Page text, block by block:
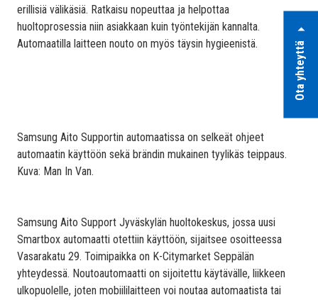
erillisiä välikäsiä. Ratkaisu nopeuttaa ja helpottaa
huoltoprosessia niin asiakkaan kuin työntekijän kannalta.
Automaatilla laitteen nouto on myös täysin hygieenistä.
Samsung Aito Supportin automaatissa on selkeät ohjeet
automaatin käyttöön sekä brändin mukainen tyylikäs teippaus.
Kuva: Man In Van.
Samsung Aito Support Jyväskylän huoltokeskus, jossa uusi
Smartbox automaatti otettiin käyttöön, sijaitsee osoitteessa
Vasarakatu 29. Toimipaikka on K-Citymarket Seppälän
yhteydessä. Noutoautomaatti on sijoitettu käytävälle, liikkeen
ulkopuolelle, joten mobiililaitteen voi noutaa automaatista tai
Ota yhteyttä